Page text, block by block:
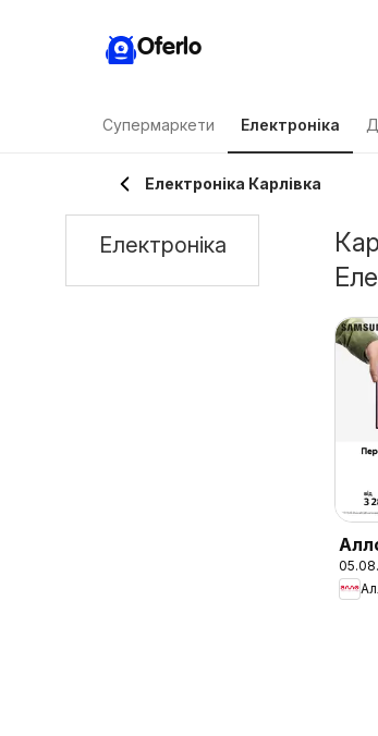
Oferlo
Супермаркети Електроніка
Електроніка Карлівка
Електроніка